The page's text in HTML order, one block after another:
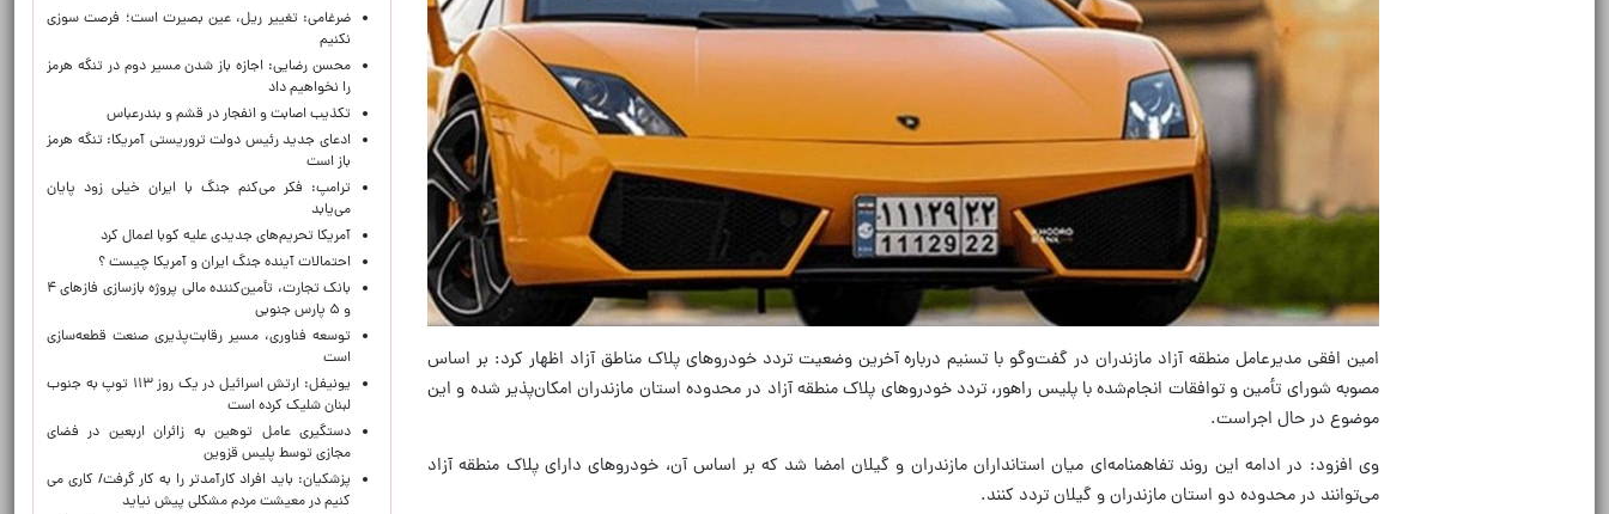
امین افقی مدیرعامل منطقه آزاد مازندران در گفت‌وگو با تسنیم درباره آخرین وضعیت تردد خودروهای پلاک مناطق آزاد اظهار کرد: بر اساس
مصوبه شورای تأمین و توافقات انجام‌شده با پلیس راهور، تردد خودروهای پلاک منطقه آزاد در محدوده استان مازندران امکان‌پذیر شده و این
موضوع در حال اجراست.
وی افزود: در ادامه این روند تفاهمنامه‌ای میان استانداران مازندران و گیلان امضا شد که بر اساس آن، خودروهای دارای پلاک منطقه آزاد
می‌توانند در محدوده دو استان مازندران و گیلان تردد کنند.
ضرغامی: تغییر ریل، عین بصیرت است؛ فرصت سوزی
نکنیم
محسن رضایی: اجازه باز شدن مسیر دوم در تنگه هرمز
را نخواهیم داد
تکذیب اصابت و انفجار در قشم و بندرعباس
ادعای جدید رئیس دولت تروریستی آمریکا: تنگه هرمز
باز است
ترامپ: فکر می‌کنم جنگ با ایران خیلی زود پایان
می‌یابد
آمریکا تحریم‌های جدیدی علیه کوبا اعمال کرد
احتمالات آینده جنگ ایران و آمریکا چیست ؟
بانک تجارت، تأمین‌کننده مالی پروژه بازسازی فازهای ۴
و ۵ پارس جنوبی
توسعه فناوری، مسیر رقابت‌پذیری صنعت قطعه‌سازی
است
یونیفل: ارتش اسرائیل در یک روز ۱۱۳ توپ به جنوب
لبنان شلیک کرده است
دستگیری عامل توهین به زائران اربعین در فضای
مجازی توسط پلیس قزوین
پزشکیان: باید افراد کارآمدتر را به کار گرفت/ کاری می
کنیم در معیشت مردم مشکلی پیش نیاید